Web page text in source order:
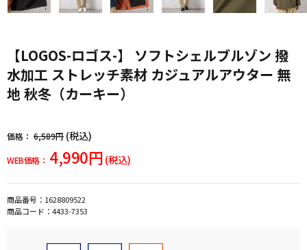
【LOGOS-ロゴス-】 ソフトシェルブルゾン 撥
水加工 ストレッチ素材 カジュアルアウター 無
地 秋冬（カーキー）
価格： 6,589円 (税込)
WEB価格： 4,990円 (税込)
商品番号： 1628809522
商品コード： 4433-7353